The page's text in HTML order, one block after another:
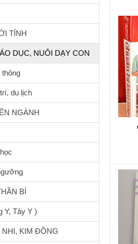
TÍNH
DỤC, NUÔI DẠY CON
thông
du lịch
NGÀNH
BÍ
Y, Tây Y )
NHI, KIM ĐỒNG